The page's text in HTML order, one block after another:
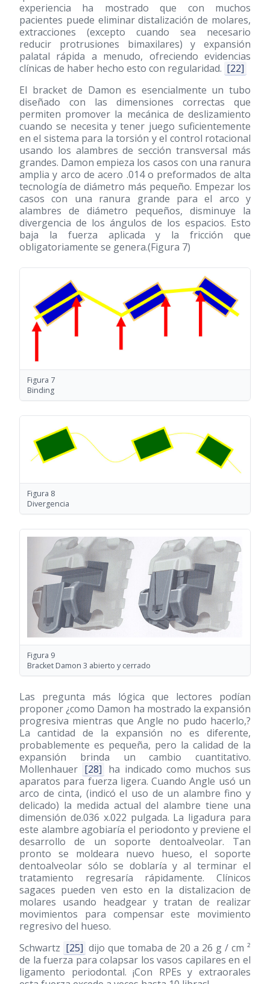
experiencia ha mostrado que con muchos
pacientes puede eliminar distalización de molares,
extracciones (excepto cuando sea necesario
reducir protrusiones bimaxilares) y expansión
palatal rápida a menudo, ofreciendo evidencias
clínicas de haber hecho esto con regularidad. [22]
El bracket de Damon es esencialmente un tubo
diseñado con las dimensiones correctas que
permiten promover la mecánica de deslizamiento
cuando se necesita y tener juego suficientemente
en el sistema para la torsión y el control rotacional
usando los alambres de sección transversal más
grandes. Damon empieza los casos con una ranura
amplia y arco de acero .014 o preformados de alta
tecnología de diámetro más pequeño. Empezar los
casos con una ranura grande para el arco y
alambres de diámetro pequeños, disminuye la
divergencia de los ángulos de los espacios. Esto
baja la fuerza aplicada y la fricción que
obligatoriamente se genera.(Figura 7)
Figura 7
Binding
Figura 8
Divergencia
Figura 9
Bracket Damon 3 abierto y cerrado
Las pregunta más lógica que lectores podían
proponer ¿como Damon ha mostrado la expansión
progresiva mientras que Angle no pudo hacerlo,?
La cantidad de la expansión no es diferente,
probablemente es pequeña, pero la calidad de la
expansión brinda un cambio cuantitativo.
Mollenhauer [28] ha indicado como muchos sus
aparatos para fuerza ligera. Cuando Angle usó un
arco de cinta, (indicó el uso de un alambre fino y
delicado) la medida actual del alambre tiene una
dimensión de.036 x.022 pulgada. La ligadura para
este alambre agobiaría el periodonto y previene el
desarrollo de un soporte dentoalveolar. Tan
pronto se moldeara nuevo hueso, el soporte
dentoalveolar sólo se doblaría y al terminar el
tratamiento regresaría rápidamente. Clínicos
sagaces pueden ven esto en la distalizacion de
molares usando headgear y tratan de realizar
movimientos para compensar este movimiento
regresivo del hueso.
Schwartz [25] dijo que tomaba de 20 a 26 g / cm ²
de la fuerza para colapsar los vasos capilares en el
ligamento periodontal. ¡Con RPEs y extraorales